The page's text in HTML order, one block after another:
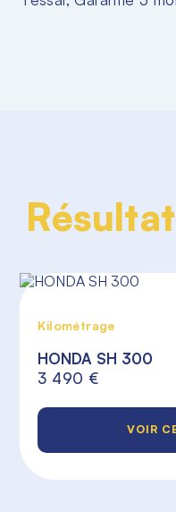
Kilométrage
HONDA SH 300
3 490 €
VOIR